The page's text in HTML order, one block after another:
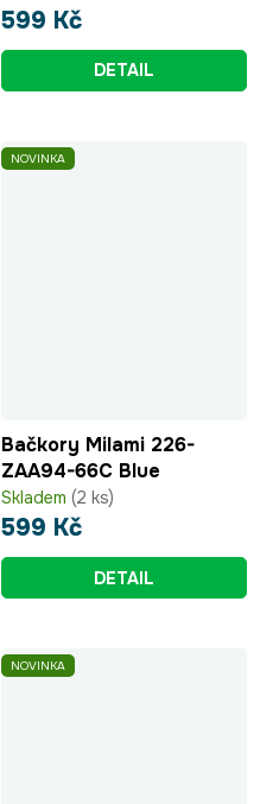
599 Kč
DETAIL
NOVINKA
Bačkory Milami 226-
ZAA94-66C Blue
Skladem (2 ks)
599 Kč
DETAIL
NOVINKA